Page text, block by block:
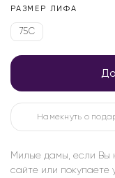
РАЗМЕР ЛИФА
75C
Намекнуть о
Милые дамы, если Вы
сайте или покупаете